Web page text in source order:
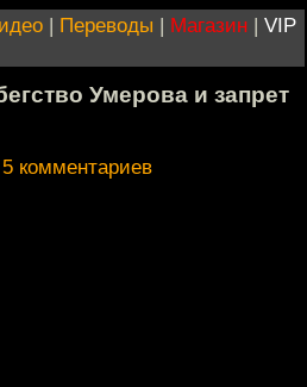
| Переводы | Магазин | VIP
Умерова и запрет
5 комментариев